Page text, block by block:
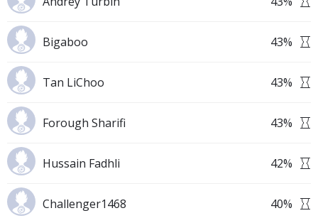
Bigaboo 43%
Tan LiChoo 43%
Forough Sharifi 43%
Hussain Fadhli 42%
Challenger1468 40%